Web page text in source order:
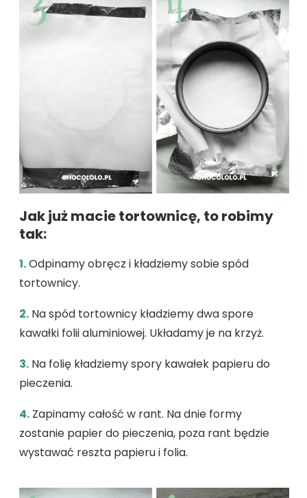
Jak już macie tortownicę, to robimy
tak:
1.Odpinamy obręcz i kładziemy sobie spód
tortownicy.
2. Na spód tortownicy kładziemy dwa spore
kawałki folii aluminiowej. Układamy je na krzyż.
3. Na folię kładziemy spory kawałek papieru do
pieczenia.
4. Zapinamy całość w rant. Na dnie formy
zostanie papier do pieczenia, poza rant będzie
wystawać reszta papieru i folia.